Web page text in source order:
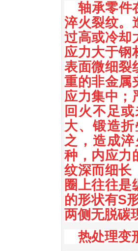
轴承零件
淬火裂纹。
过高或冷却
应力大于钢
表面微细裂
重的非金属
应力集中；
回火不足
大、锻造
之，造成
种，内应力
纹深而细长
圈上往往是
的形状有S
两侧无脱碳
热处理变